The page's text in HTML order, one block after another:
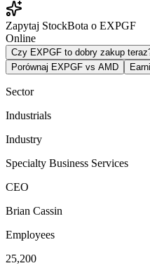
Zapytaj StockBota o EXPGF
Online
Czy EXPGF to dobry zakup
Porównaj EXPGF vs AMD
Sector
Industrials
Industry
Specialty Business Services
CEO
Brian Cassin
Employees
25,200